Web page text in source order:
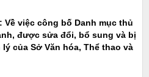
Về việc công bố Danh mục thủ
được sửa đổi, bổ sung và bị
của Sở Văn hóa, Thể thao và